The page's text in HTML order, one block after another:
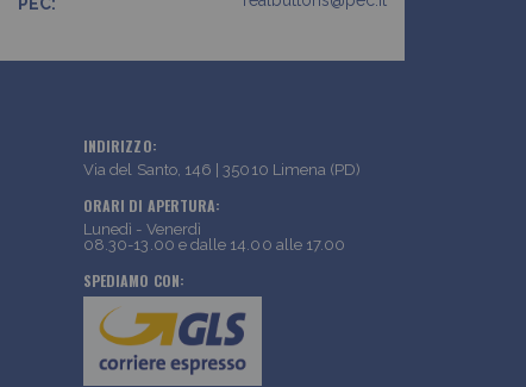
INDIRIZZO:
Via del Santo, 146 | 35010 Limena (PD)
ORARI DI APERTURA:
Lunedì - Venerdì
08.30-13.00 e dalle 14.00 alle 17.00
SPEDIAMO CON: